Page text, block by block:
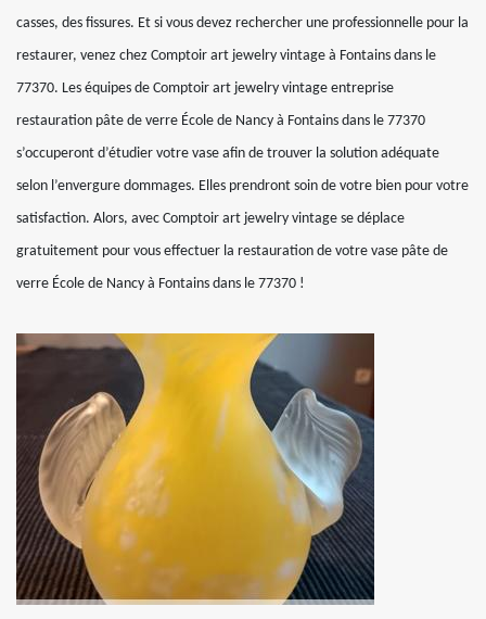
casses, des fissures. Et si vous devez rechercher une professionnelle pour la
restaurer, venez chez Comptoir art jewelry vintage à Fontains dans le
77370. Les équipes de Comptoir art jewelry vintage entreprise
restauration pâte de verre École de Nancy à Fontains dans le 77370
s’occuperont d’étudier votre vase afin de trouver la solution adéquate
selon l’envergure dommages. Elles prendront soin de votre bien pour votre
satisfaction. Alors, avec Comptoir art jewelry vintage se déplace
gratuitement pour vous effectuer la restauration de votre vase pâte de
verre École de Nancy à Fontains dans le 77370 !